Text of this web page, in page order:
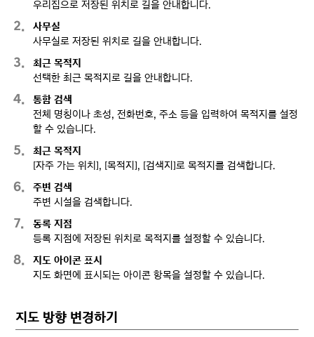
우리집으로 저장된 위치로 길을 안내합니다.
2
사무실
사무실로 저장된 위치로 길을 안내합니다.
3
최근 목적지
선택한 최근 목적지로 길을 안내합니다.
4
통합 검색
전체 명칭이나 초성, 전화번호, 주소 등을 입력하여 목적지를 설정
할 수 있습니다.
5
최근 목적지
[자주 가는 위치], [목적지], [검색지]로 목적지를 검색합니다.
6
주변 검색
주변 시설을 검색합니다.
7
동록 지점
등록 지점에 저장된 위치로 목적지를 설정할 수 있습니다.
8
지도 아이콘 표시
지도 화면에 표시되는 아이콘 항목을 설정할 수 있습니다.
지도 방향 변경하기